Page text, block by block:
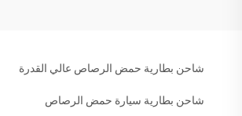
شاحن بطارية حمض الرصاص عالي القدرة
شاحن بطارية سيارة حمض الرصاص